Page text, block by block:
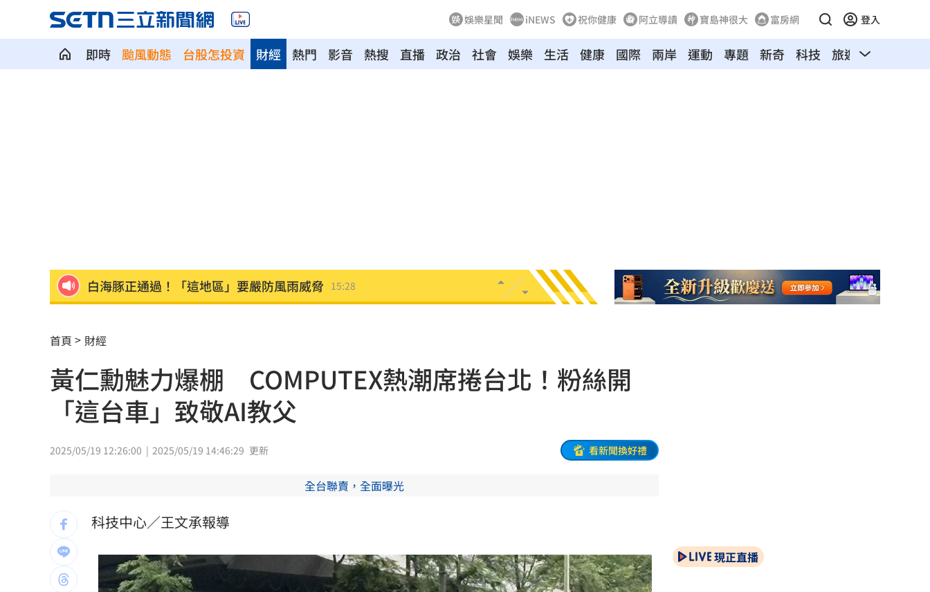
娛樂星聞 iNEWS 祝你健康 阿立導讀 寶島神很大 富房網 登入
即時 颱風動態 台股怎投資 熱門 影音 熱搜 直播 政治 社會 娛樂 生活 健康 國際 兩岸 運動
財經 專題 新奇 科技 旅遊 汽車
股價單週反彈43% 外資看好這檔列首選股 15:28
不用熬夜操盤！ 那斯達克拍板23小時交易
《勸世三姊妹》進軍百老匯 驚人代價曝光 15:22
新／高雄旅館命案！長租男全裸倒臥浴缸
問AI種田出事 老農照配方噴藥結果全死光
早知疫苗採購困境？蔣萬安：資料都被塗黑 15:11
首頁 財經
黃仁勳魅力爆棚 COMPUTEX熱潮席捲台北！粉絲開
「這台車」致敬AI教父
2025/05/19 12:26:00 2025/05/19 14:46:29 更新 看新聞換好禮
全台聯賣，全面曝光
科技中心／王文承報導
現正直播